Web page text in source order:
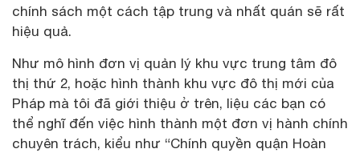
chính sách một cách tập trung và nhất quán sẽ rất
hiệu quả.
Như mô hình đơn vị quản lý khu vực trung tâm đô
thị thứ 2, hoặc hình thành khu vực đô thị mới của
Pháp mà tôi đã giới thiệu ở trên, liệu các bạn có
thể nghĩ đến việc hình thành một đơn vị hành chính
chuyên trách, kiểu như “Chính quyền quận Hoàn